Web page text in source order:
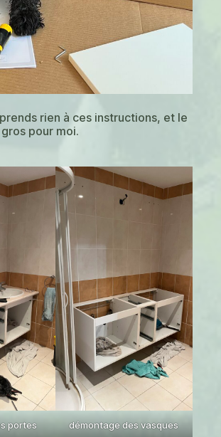
rien à ces instructions, et le
pour moi.
portes démontage des vasques